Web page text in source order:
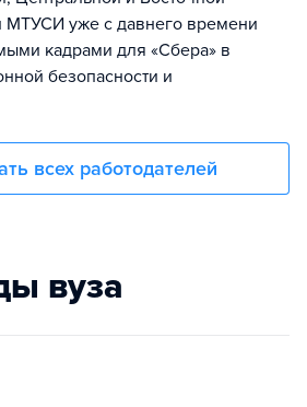
МТУСИ уже с давнего времени
кадрами для «Сбера» в
безопасности и
всех работодателей
вуза